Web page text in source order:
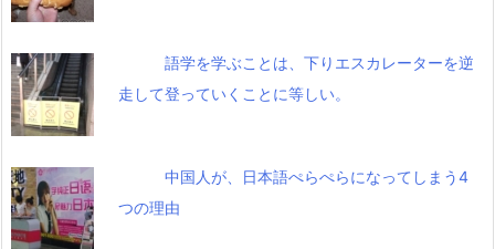
語学を学ぶことは、下りエスカレーターを逆
走して登っていくことに等しい。
中国人が、日本語ぺらぺらになってしまう4
つの理由